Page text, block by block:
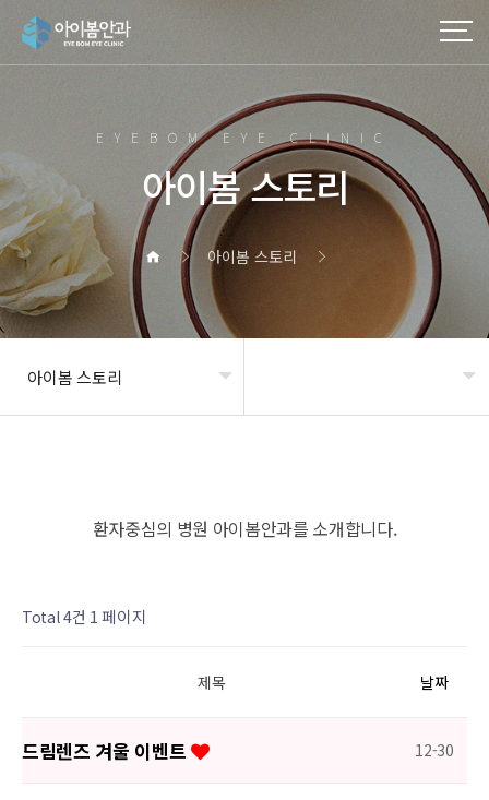
EYEBOM EYE CLINIC
아이봄 스토리
아이봄 스토리
아이봄 스토리
환자중심의 병원 아이봄안과를 소개합니다.
Total 4건 1 페이지
제목 날짜
드림렌즈 겨울 이벤트 12-30